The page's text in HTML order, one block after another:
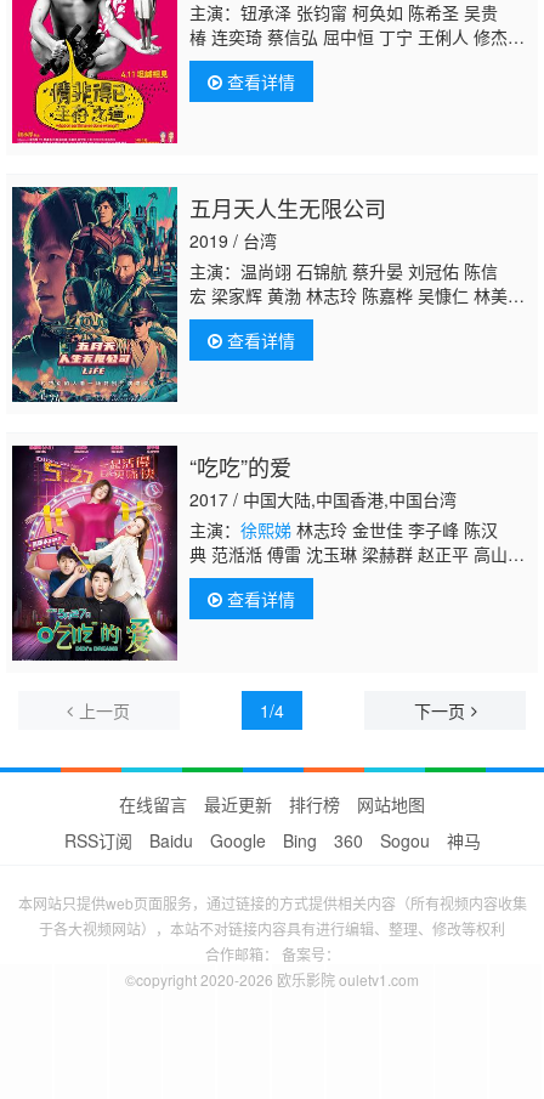
主演：钮承泽 张钧甯 柯奂如 陈希圣 吴贵
椿 连奕琦 蔡信弘 屈中恒 丁宁 王俐人 修杰
楷 郑元畅 陈嘉桦 邱毅 蔡康永
查看详情
五月天人生无限公司
2019 / 台湾
主演：温尚翊 石锦航 蔡升晏 刘冠佑 陈信
宏 梁家辉 黄渤 林志玲 陈嘉桦 吴慷仁 林美
秀 罗北安 蔡康永
查看详情
“吃吃”的爱
2017 / 中国大陆,中国香港,中国台湾
主演： 徐熙娣林志玲 金世佳 李子峰 陈汉
典 范湉湉 傅雷 沈玉琳 梁赫群 赵正平 高山
峰 马国贤 利晴天 曾恺玹 陈为民 小钟 谢依
霖 仇佩佩 小甜甜 黄腾浩 郭文颐 张立东 杨升
达 韩宜邦
查看详情
上一页 1/4 下一页
在线留言 最近更新 排行榜
网站地图
RSS订阅
Baidu Google Bing 360 Sogou 神马
本网站只提供web页面服务，通过链接的方式提供相关内容（所有视频内容收集
于各大视频网站），本站不对链接内容具有进行编辑、整理、修改等权利
合作邮箱： 备案号：
©copyright 2020-2026 欧乐影院 ouletv1.com